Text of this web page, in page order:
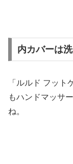
内カバーは
「ルルド フッ
もハンドマッサ
ね。